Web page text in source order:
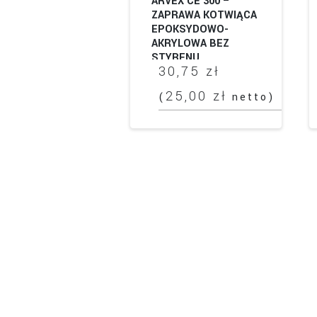
ZAPRAWA KOTWIĄCA
EPOKSYDOWO-
AKRYLOWA BEZ
STYRENU.
30,75 zł
( 25,00 zł netto)